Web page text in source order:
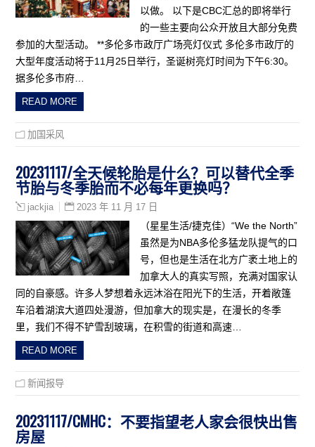
以做。 以下是CBC汇总的即将举行
的一些主要向公众开放且大部分免费
参加的大型活动。 **多伦多市政厅广场亮灯仪式 多伦多市政厅的
大型年度活动将于11月25日举行，圣诞树亮灯时间为下午6:30。
据多伦多市府…
READ MORE
加国采风
20231117/全天候轮胎是什么？可以替代全季
节胎与冬季胎而不必每年更换吗？
jackjia 2023 年 11 月 17 日
（星星生活/捷克佳）“We the North”
虽然是为NBA多伦多猛龙队提气的口
号，但也是生活在北方广袤土地上的
加拿大人的真实写照，充满对国家认
同的自豪感。许多人梦想着永远沐浴在阳光下的生活，开着敞篷
车沿着湖滨大道四处漫游，但加拿大的现实是，在漫长的冬季
里，我们不得不铲雪刮玻璃，在积雪的街道和高速…
READ MORE
新闻报导
20231117/CMHC：不要指望老人家会很快出售
房屋